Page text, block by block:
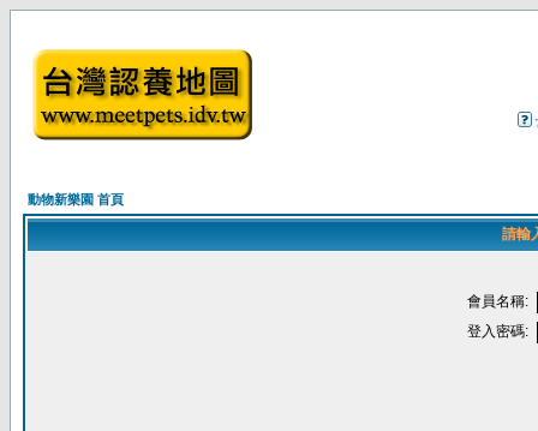
動物新樂園 首頁
請輸
會員名稱:
登入密碼: